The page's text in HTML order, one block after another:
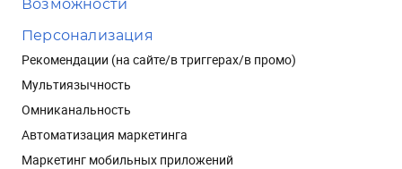
Возможности
Персонализация
Рекомендации (на сайте/в триггерах/в промо)
Мультиязычность
Омниканальность
Автоматизация маркетинга
Маркетинг мобильных приложений